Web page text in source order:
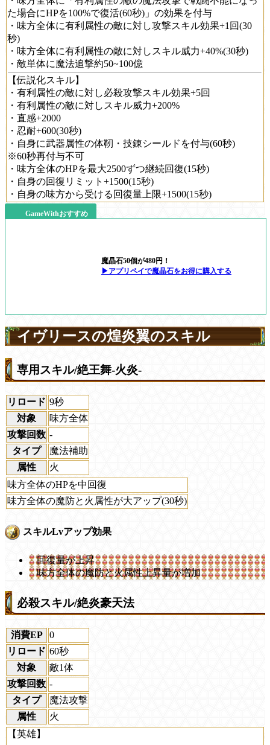
た場合にHPを100%で復活(60秒)」の効果を付与
・味方全体に有利属性の敵に対し攻撃スキル効果+1回(30
秒)
・味方全体に有利属性の敵に対しスキル威力+40%(30秒)
・敵単体に魔法追撃約50~100億
【伝説化スキル】
・有利属性の敵に対し必殺攻撃スキル効果+5回
・有利属性の敵に対しスキル威力+200%
・直感+2000
・忍耐+600(30秒)
・自身に武器属性の体靭・技錬シールドを付与(60秒)
※60秒再付与不可
・味方全体のHPを最大2500ずつ継続回復(15秒)
・自身の回復リミット+1500(15秒)
・自身の味方から受ける回復量上限+1500(15秒)
GameWithおすすめ
魔晶石50個が480円！
▶アプリペイで魔晶石をお得に購入する
イヴリースの煌炎翼のスキル
専用スキル/絶王舞-火炎-
リロード 9秒
対象
味方全体
攻撃回数 -
タイプ
魔法補助
属性
火
味方全体のHPを中回復
味方全体の魔防と火属性が大アップ(30秒)
スキルLvアップ効果
回復量が上昇
味方全体の魔防と火属性上昇量が増加
必殺スキル/絶炎豪天法
消費EP
0
リロード 60秒
対象
敵1体
攻撃回数 -
タイプ
魔法攻撃
属性
火
【英雄】